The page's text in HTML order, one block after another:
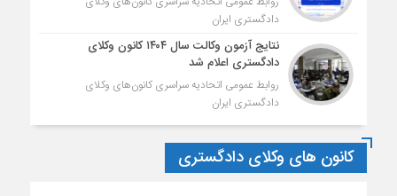
دادگستری ایران
نتایج آزمون وکالت سال ۱۴۰۴ کانون وکلای
دادگستری اعلام شد
روابط عمومی اتحادیه سراسری کانون‌های وکلای
دادگستری ایران
کانون های وکلای دادگستری